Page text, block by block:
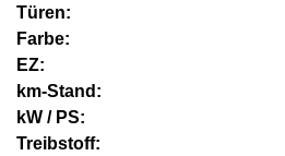
Türen:
Farbe:
EZ:
km-Stand:
kW / PS:
Treibstoff: